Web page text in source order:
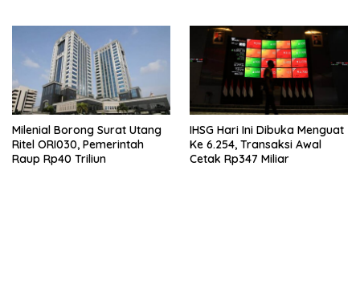
Milenial Borong Surat Utang
Ritel ORI030, Pemerintah
Raup Rp40 Triliun
IHSG Hari Ini Dibuka Menguat
Ke 6.254, Transaksi Awal
Cetak Rp347 Miliar